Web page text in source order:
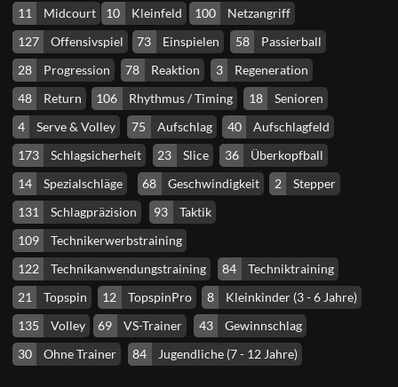
11
Midcourt 10 Kleinfeld 100
Netzangriff
127
Offensivspiel 73 Einspielen 58
Passierball
28
Progression 78 Reaktion 3
Regeneration
48
Return 106 Rhythmus / Timing 18
Senioren
4
Serve & Volley 75 Aufschlag 40
Aufschlagfeld
173
Schlagsicherheit 23 Slice 36
Überkopfball
14
Spezialschläge 68 Geschwindigkeit 2
Stepper
131
Schlagpräzision 93
Taktik
109
Technikerwerbstraining
122
Technikanwendungstraining 84
Techniktraining
21
Topspin 12 TopspinPro 8
Kleinkinder (3 - 6 Jahre)
135
Volley 69 VS-Trainer 43
Gewinnschlag
30
Ohne Trainer 84 Jugendliche (7 - 12 Jahre)